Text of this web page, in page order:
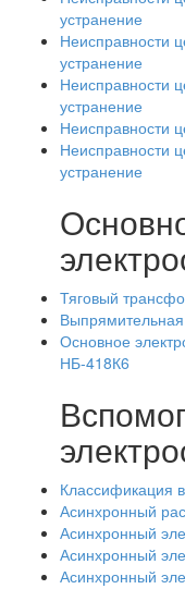
устранение
Неисправности
устранение
Неисправности
устранение
Неисправности
Неисправности
устранение
Тяговый
Выпрямительная
Основное
НБ-418К6
Классификация
Асинхронный
Асинхронный
Асинхронный
Асинхронный